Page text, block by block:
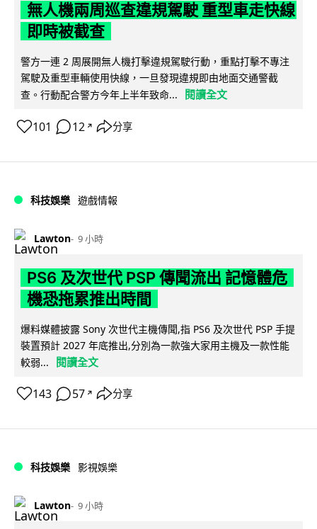
無人機兩周巡查違規駕駛 重型車走快線
即時被截查
警方一連 2 周展開無人機打擊違規駕駛行動，重點打擊不專注
駕駛及重型車輛使用快線，一旦發現違規即由地面交通警截
查。行動配合警方今年上半年致命...
閱讀全文
101 12 ↗ 分享
科技娛樂 遊戲情報
Lawton 9 小時
PS6 及次世代 PSP 傳聞流出 記憶體危
機恐拖累推出時間
爆料媒體披露 Sony 次世代主機傳聞,指 PS6 及次世代 PSP 手提
裝置預計 2027 年底推出,分別為一款強大家用主機及一款性能
較弱...
閱讀全文
143 57 ↗ 分享
科技娛樂 影視娛樂
Lawton 9 小時